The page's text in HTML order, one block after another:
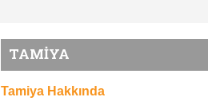
TAMIYA
Tamiya Hakkında